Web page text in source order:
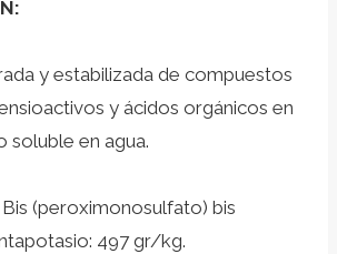
y estabilizada de compuestos
y ácidos orgánicos en
soluble en agua.
(peroximonosulfato) bis
497 gr/kg.